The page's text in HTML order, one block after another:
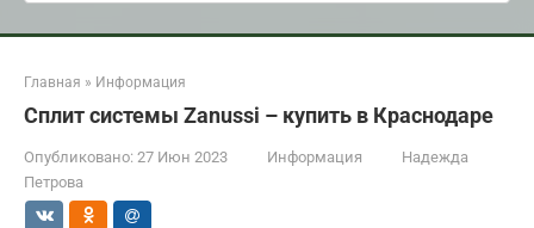
Главная » Информация
Сплит системы Zanussi – купить в Краснодаре
Опубликовано: 27 Июн 2023 Информация
Надежда
Петрова